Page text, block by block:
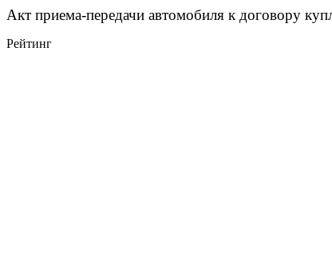
Акт приема-передачи автомобиля к договору
Рейтинг